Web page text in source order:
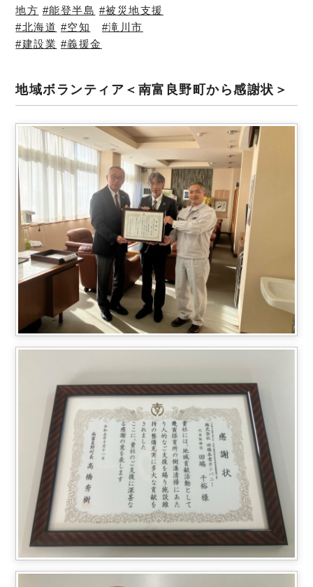
地方 #能登半島 #被災地支援
#北海道 #空知
#滝川市
#建設業 #義援金
地域ボランティア＜南富良野町から感謝状＞